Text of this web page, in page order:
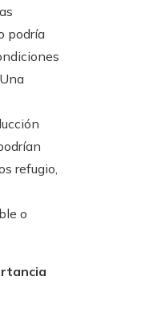
podría
refugio,
o